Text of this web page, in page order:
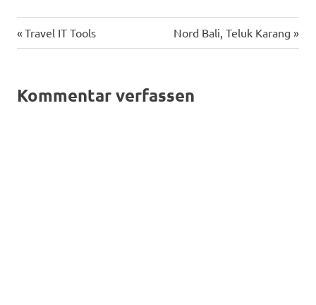
Beitragsnavigation
Vorheriger
Beitrag:
Travel IT Tools
Nächster
Beitrag:
Nord Bali, Teluk Karang
Kommentar verfassen